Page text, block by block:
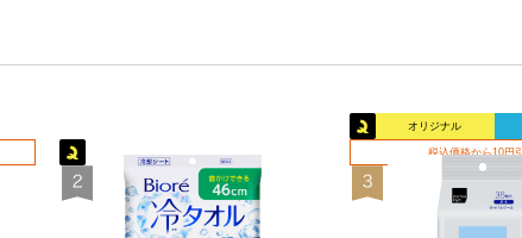
オリジナル
税込価格から10円